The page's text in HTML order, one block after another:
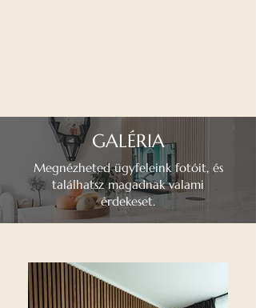
GALÉRIA
Megnézheted ügyfeleink fotóit, és
találhatsz magadnak valami
érdekeset.